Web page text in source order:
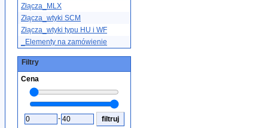
Złącza_MLX
Złącza_wtyki SCM
Złącza_wtyki typu HU i WF
_Elementy na zamówienie
Filtry
Cena
-